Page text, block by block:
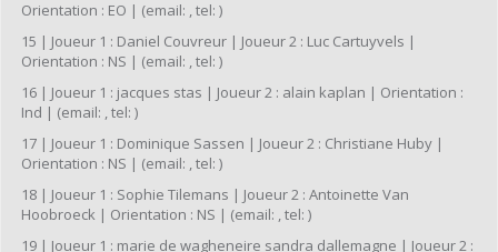
Orientation : EO | (email: , tel: )
15 | Joueur 1 : Daniel Couvreur | Joueur 2 : Luc Cartuyvels |
Orientation : NS | (email: , tel: )
16 | Joueur 1 : jacques stas | Joueur 2 : alain kaplan | Orientation :
Ind | (email: , tel: )
17 | Joueur 1 : Dominique Sassen | Joueur 2 : Christiane Huby |
Orientation : NS | (email: , tel: )
18 | Joueur 1 : Sophie Tilemans | Joueur 2 : Antoinette Van
Hoobroeck | Orientation : NS | (email: , tel: )
19 | Joueur 1 : marie de wagheneire sandra dallemagne | Joueur 2 :